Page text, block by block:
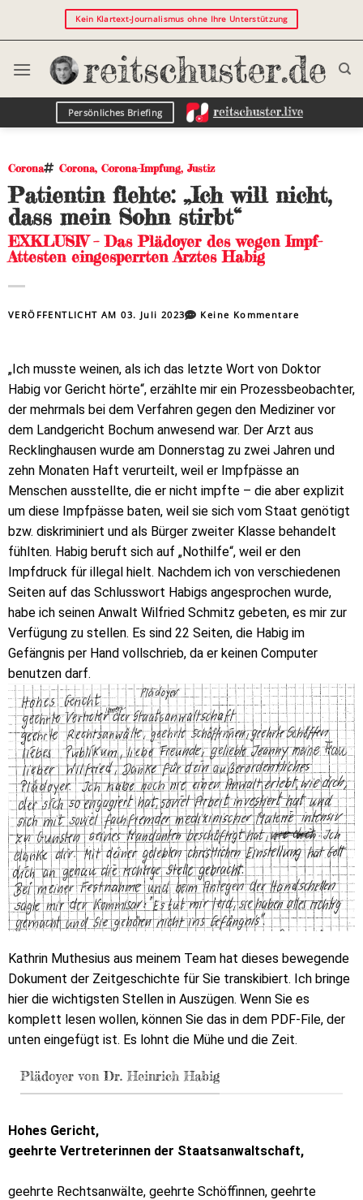
Kein Klartext-Journalismus ohne Ihre Unterstützung
Persönliches Briefing
Corona Corona, Corona-Impfung, Justiz
Patientin flehte: „Ich will nicht,
dass mein Sohn stirbt“
EXKLUSIV – Das Plädoyer des wegen Impf-
Attesten eingesperrten Arztes Habig
VERÖFFENTLICHT AM03. Juli 2023 Keine Kommentare
„Ich musste weinen, als ich das letzte Wort von Doktor
Habig vor Gericht hörte“, erzählte mir ein Prozessbeobachter,
der mehrmals bei dem Verfahren gegen den Mediziner vor
dem Landgericht Bochum anwesend war. Der Arzt aus
Recklinghausen wurde am Donnerstag zu zwei Jahren und
zehn Monaten Haft verurteilt, weil er Impfpässe an
Menschen ausstellte, die er nicht impfte – die aber explizit
um diese Impfpässe baten, weil sie sich vom Staat genötigt
bzw. diskriminiert und als Bürger zweiter Klasse behandelt
fühlten. Habig beruft sich auf „Nothilfe“, weil er den
Impfdruck für illegal hielt. Nachdem ich von verschiedenen
Seiten auf das Schlusswort Habigs angesprochen wurde,
habe ich seinen Anwalt Wilfried Schmitz gebeten, es mir zur
Verfügung zu stellen. Es sind 22 Seiten, die Habig im
Gefängnis per Hand vollschrieb, da er keinen Computer
benutzen darf.
Kathrin Muthesius aus meinem Team hat dieses bewegende
Dokument der Zeitgeschichte für Sie transkibiert. Ich bringe
hier die wichtigsten Stellen in Auszügen. Wenn Sie es
komplett lesen wollen, können Sie das in dem PDF-File, der
unten eingefügt ist. Es lohnt die Mühe und die Zeit.
Plädoyer von Dr. Heinrich Habig
Hohes Gericht,
geehrte Vertreterinnen der Staatsanwaltschaft,
geehrte Rechtsanwälte, geehrte Schöffinnen, geehrte